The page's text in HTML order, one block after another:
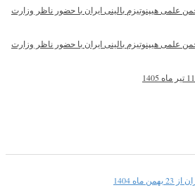
علمی هیپنوتیزم بالینی ایران با حضور ناظر وزارت
علمی هیپنوتیزم بالینی ایران با حضور ناظر وزارت